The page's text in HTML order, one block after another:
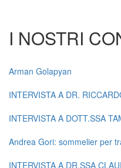
I NOSTRI
Arman Golapyan
INTERVISTA A DR.
INTERVISTA A DOTT.SSA
Andrea Gori: sommelier per
INTERVISTA A DR.SSA